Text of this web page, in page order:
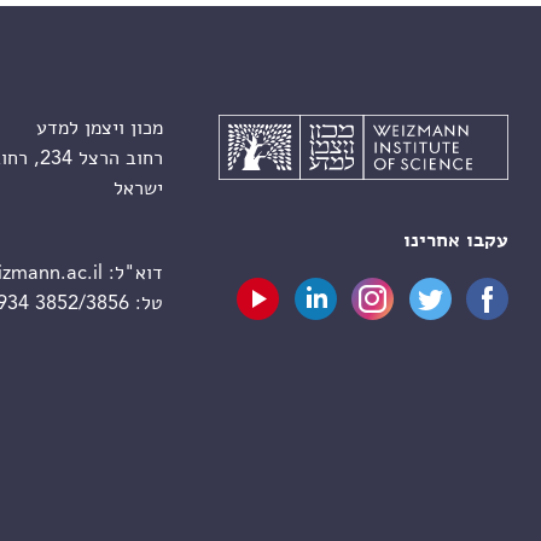
עקבו אחרינו
מכון ויצמן למדע
רחוב הרצל 234, רחובות 7610001
ישראל
דוא"ל:
טל:3852/3856